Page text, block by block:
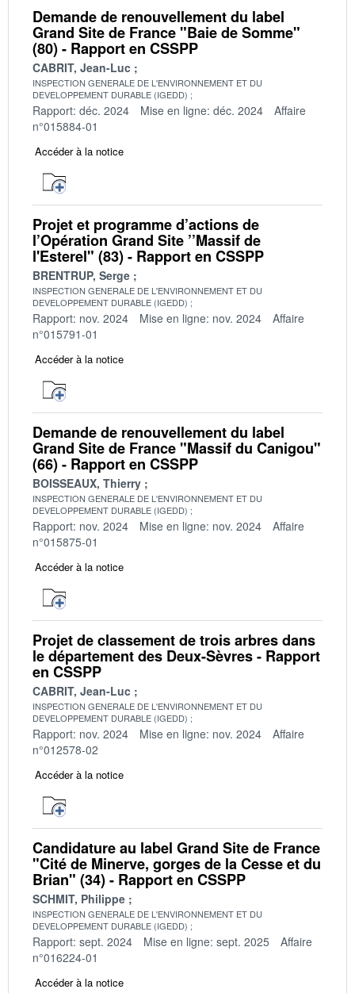
Demande de renouvellement du label
Grand Site de France "Baie de Somme"
(80) - Rapport en CSSPP
CABRIT, Jean-Luc
INSPECTION GENERALE DE L'ENVIRONNEMENT ET DU
DEVELOPPEMENT DURABLE (IGEDD)
Rapport: déc. 2024 Mise en ligne: déc. 2024
Affaire
n°015884-01
Accéder à la notice
Projet et programme d’actions de
l’Opération Grand Site ’’Massif de
l'Esterel" (83) - Rapport en CSSPP
BRENTRUP, Serge
INSPECTION GENERALE DE L'ENVIRONNEMENT ET DU
DEVELOPPEMENT DURABLE (IGEDD)
Rapport: nov. 2024 Mise en ligne: nov. 2024
Affaire
n°015791-01
Accéder à la notice
Demande de renouvellement du label
Grand Site de France "Massif du Canigou"
(66) - Rapport en CSSPP
BOISSEAUX, Thierry
INSPECTION GENERALE DE L'ENVIRONNEMENT ET DU
DEVELOPPEMENT DURABLE (IGEDD)
Rapport: nov. 2024 Mise en ligne: nov. 2024
Affaire
n°015875-01
Accéder à la notice
Projet de classement de trois arbres dans
le département des Deux-Sèvres - Rapport
en CSSPP
CABRIT, Jean-Luc
INSPECTION GENERALE DE L'ENVIRONNEMENT ET DU
DEVELOPPEMENT DURABLE (IGEDD)
Rapport: nov. 2024 Mise en ligne: nov. 2024
Affaire
n°012578-02
Accéder à la notice
Candidature au label Grand Site de France
"Cité de Minerve, gorges de la Cesse et du
Brian" (34) - Rapport en CSSPP
SCHMIT, Philippe
INSPECTION GENERALE DE L'ENVIRONNEMENT ET DU
DEVELOPPEMENT DURABLE (IGEDD)
Rapport: sept. 2024 Mise en ligne: sept. 2025
Affaire
n°016224-01
Accéder à la notice